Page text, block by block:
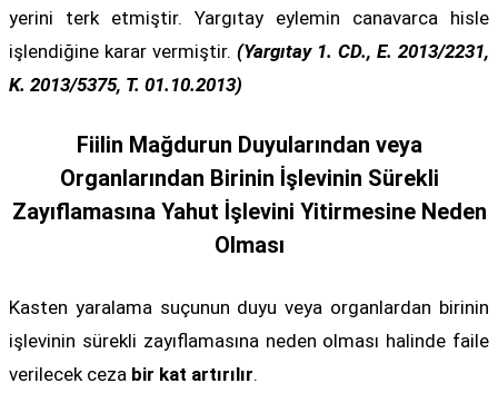
yerini terk etmiştir. Yargıtay eylemin canavarca hisle
işlendiğine karar vermiştir. (Yargıtay 1. CD., E. 2013/2231,
K. 2013/5375, T. 01.10.2013)
Fiilin Mağdurun Duyularından veya
Organlarından Birinin İşlevinin Sürekli
Zayıflamasına Yahut İşlevini Yitirmesine Neden
Olması
Kasten yaralama suçunun duyu veya organlardan birinin
işlevinin sürekli zayıflamasına neden olması halinde faile
verilecek ceza bir kat artırılır.